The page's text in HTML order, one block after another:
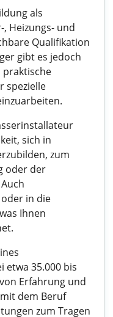
als
Heizungs- und
Qualifikation
gibt es jedoch
praktische
spezielle
sich in
zum
oder der
in die
Ihnen
etwa 35.000 bis
Erfahrung und
dem Beruf
zum Tragen